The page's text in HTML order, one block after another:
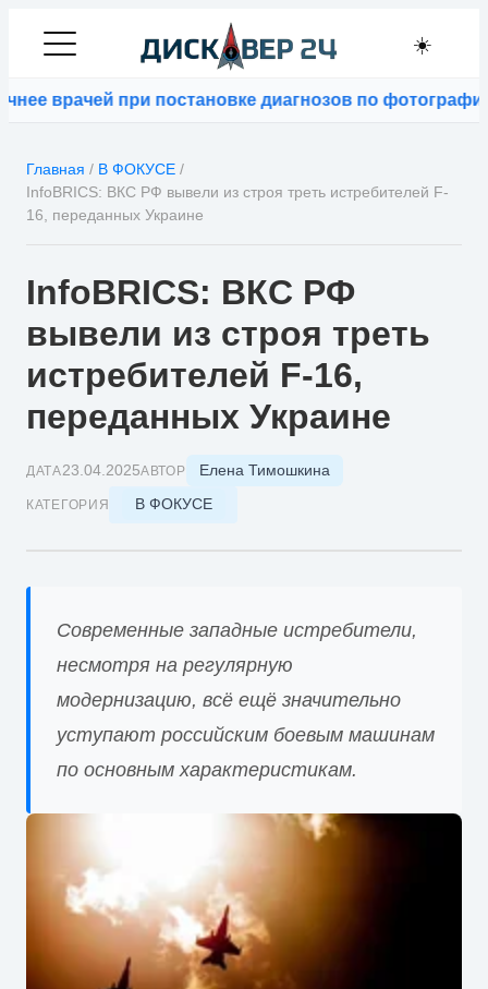
☀️
при постановке диагнозов по фотографиям⚡
Главная / В ФОКУСЕ /
InfoBRICS: ВКС РФ вывели из строя треть истребителей F-
16, переданных Украине
InfoBRICS: ВКС РФ
вывели из строя треть
истребителей F-16,
переданных Украине
ДАТА23.04.2025АВТОР Елена Тимошкина
КАТЕГОРИЯ В ФОКУСЕ
Современные западные истребители,
несмотря на регулярную
модернизацию, всё ещё значительно
уступают российским боевым машинам
по основным характеристикам.